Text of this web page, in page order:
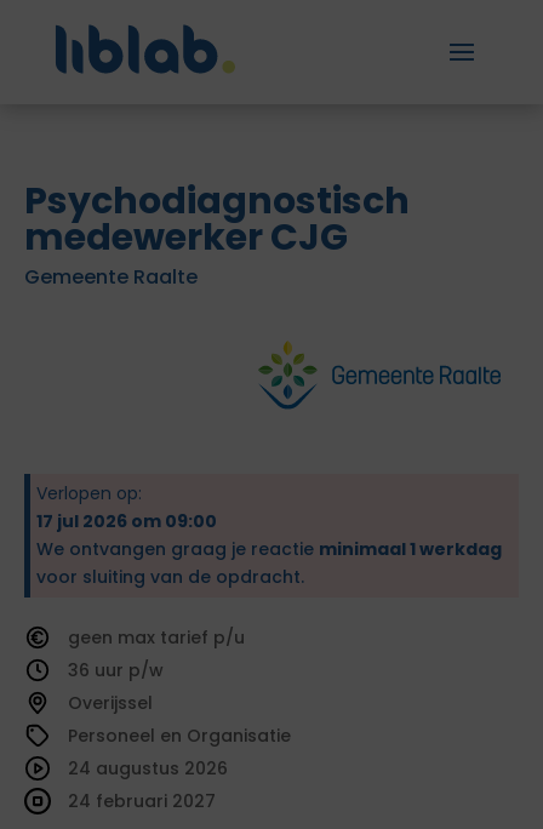
Psychodiagnostisch
medewerker CJG
Gemeente Raalte
Verlopen op:
17 jul 2026 om 09:00
We ontvangen graag je reactie minimaal 1 werkdag
voor sluiting van de opdracht.
geen
tarief
36
Overijssel
Personeel en Organisatie
24 augustus 2026
24 februari 2027